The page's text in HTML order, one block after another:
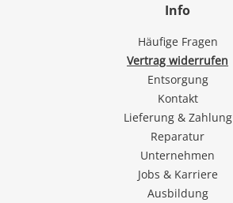
Info
Häufige Fragen
Vertrag widerrufen
Entsorgung
Kontakt
Lieferung & Zahlung
Reparatur
Unternehmen
Jobs & Karriere
Ausbildung